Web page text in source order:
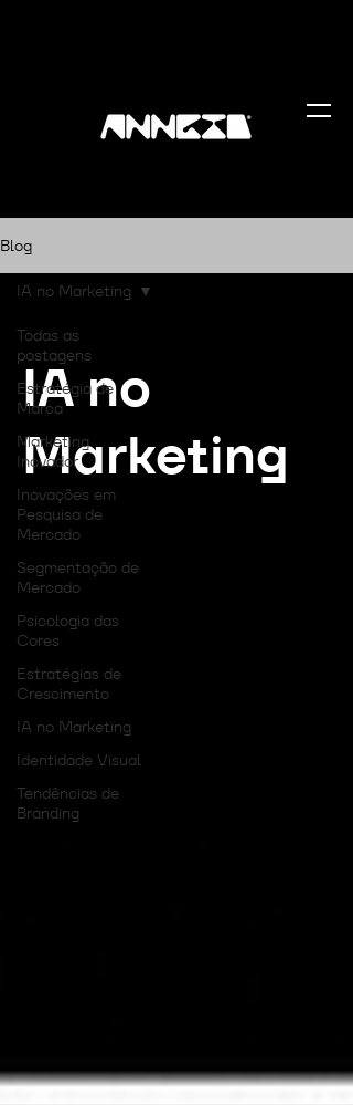
Blog
Todas as
postagens
Estratégia de
Marca
Marketing
Inovador
Inovações em
Pesquisa de
Mercado
Segmentação de
Mercado
Psicologia das
Cores
Estratégias de
Crescimento
IA no Marketing
Identidade Visual
Tendências de
Branding
IA no Marketing
IA no
Marketing